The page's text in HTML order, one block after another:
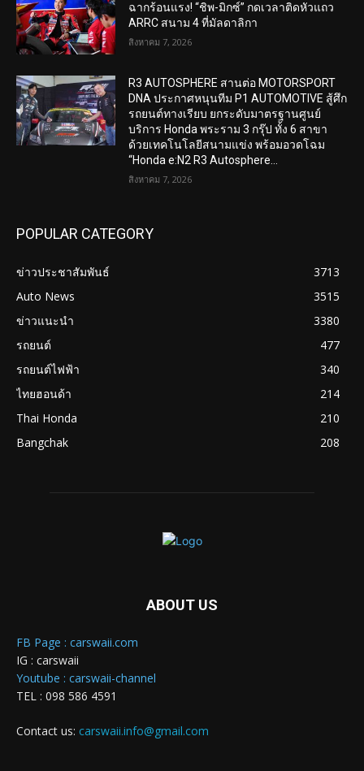
ฉากร้อนแรง! “ชิพ-มิกซ์” กดเวลาติดหัวแถว
ARRC สนาม 4 ที่มัลดาลิกา
สิงหาคม 7, 2026
R3 AUTOSPHERE สานต่อ MOTORSPORT
DNA ประกาศหนุนทีม P1 AUTOMOTIVE สู้ศึก
รถยนต์ทางเรียบ ยกระดับมาตรฐานศูนย์
บริการ Honda พระราม 3 กรุ๊ป ทั้ง 6 สาขา
ด้วยเทคโนโลยีสนามแข่ง พร้อมอวดโฉม
“Honda e:N2 R3 Autosphere...
สิงหาคม 7, 2026
POPULAR CATEGORY
ข่าวประชาสัมพันธ์
3713
Auto News
3515
ข่าวแนะนำ
3380
รถยนต์
477
รถยนต์ไฟฟ้า
340
ไทยฮอนด้า
214
Thai Honda
210
Bangchak
208
ABOUT US
FB Page : carswaii.com
IG : carswaii
Youtube : carswaii-channel
TEL : 098 586 4591
Contact us: carswaii.info@gmail.com